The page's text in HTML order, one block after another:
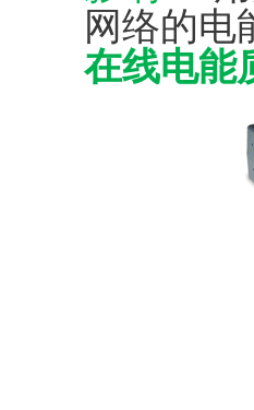
网络的电
在线电能